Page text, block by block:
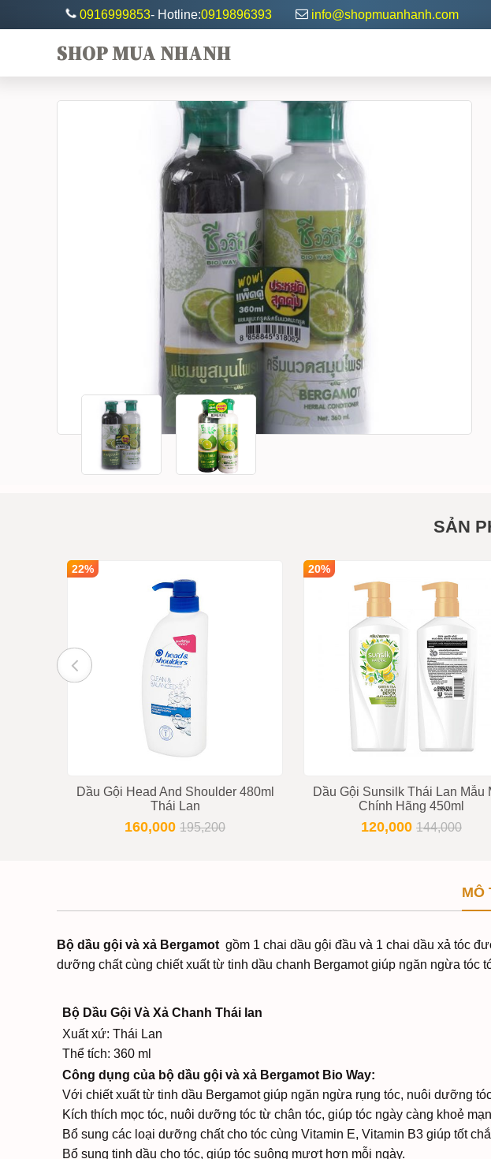
0916999853- Hotline:0919896393 info@shopmuanhanh.com
SHOP MUA NHANH
SẢN
22%
Dầu Gội Head And Shoulder 480ml
Thái Lan
160,000 195,200
20%
Dầu Gội Sunsilk Thái Lan Mẫu
Chính Hãng 450ml
120,000 144,000
MÔ
Bộ dầu gội và xả Bergamot gồm 1 chai dầu gội đầu và 1 chai dầu xả tóc
dưỡng chất cùng chiết xuất từ tinh dầu chanh Bergamot giúp ngăn ngừa tóc
Bộ Dầu Gội Và Xả Chanh Thái lan
Xuất xứ: Thái Lan
Thể tích: 360 ml
Công dụng của bộ dầu gội và xả Bergamot Bio Way:
Với chiết xuất từ tinh dầu Bergamot giúp ngăn ngừa rụng tóc, nuôi dưỡng
Kích thích mọc tóc, nuôi dưỡng tóc từ chân tóc, giúp tóc ngày càng khoẻ
Bổ sung các loại dưỡng chất cho tóc cùng Vitamin E, Vitamin B3 giúp tốt
Bổ sung tinh dầu cho tóc, giúp tóc suông mượt hơn mỗi ngày.